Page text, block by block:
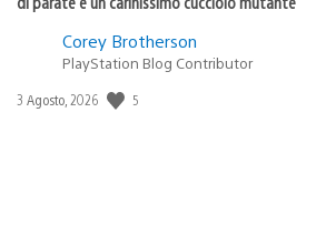
Corey Brotherson
PlayStation Blog Contributor
Data
3 Agosto, 2026 5